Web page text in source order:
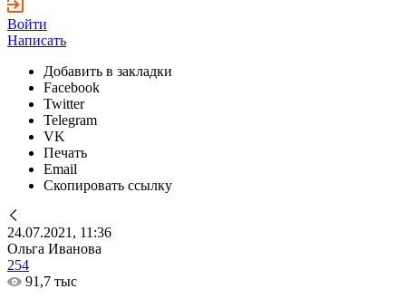
Войти
Написать
Добавить в закладки
Facebook
Twitter
Telegram
VK
Печать
Email
Скопировать ссылку
24.07.2021, 11:36
Ольга Иванова
254
91,7 тыс